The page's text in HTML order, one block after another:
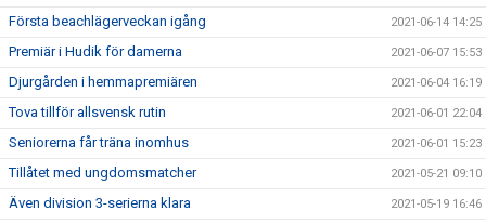
Första beachlägerveckan igång 2021-06-14 14:25
Premiär i Hudik för damerna 2021-06-07 15:53
Djurgården i hemmapremiären 2021-06-04 16:19
Tova tillför allsvensk rutin 2021-06-01 22:04
Seniorerna får träna inomhus 2021-06-01 15:23
Tillåtet med ungdomsmatcher 2021-05-21 09:10
Även division 3-serierna klara 2021-05-19 16:46